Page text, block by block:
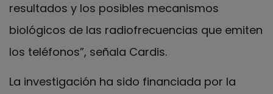
resultados y los posibles mecanismos
biológicos de las radiofrecuencias que emiten
los teléfonos”, señala Cardis.
La investigación ha sido financiada por la